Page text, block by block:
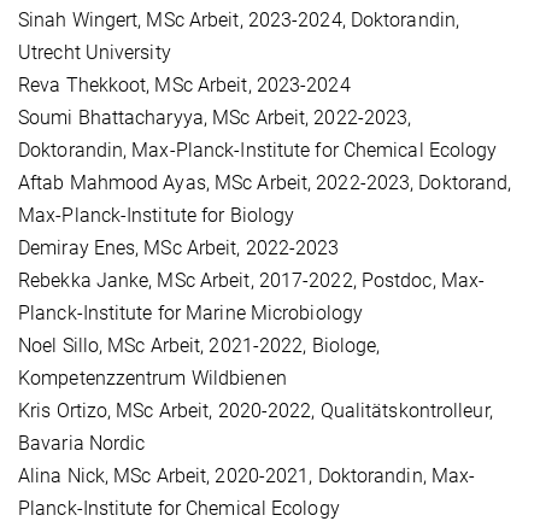
Sinah Wingert, MSc Arbeit, 2023-2024, Doktorandin,
Utrecht University
Reva Thekkoot, MSc Arbeit, 2023-2024
Soumi Bhattacharyya, MSc Arbeit, 2022-2023,
Doktorandin, Max-Planck-Institute for Chemical Ecology
Aftab Mahmood Ayas, MSc Arbeit, 2022-2023, Doktorand,
Max-Planck-Institute for Biology
Demiray Enes, MSc Arbeit, 2022-2023
Rebekka Janke, MSc Arbeit, 2017-2022, Postdoc, Max-
Planck-Institute for Marine Microbiology
Noel Sillo, MSc Arbeit, 2021-2022, Biologe,
Kompetenzzentrum Wildbienen
Kris Ortizo, MSc Arbeit, 2020-2022, Qualitätskontrolleur,
Bavaria Nordic
Alina Nick, MSc Arbeit, 2020-2021, Doktorandin, Max-
Planck-Institute for Chemical Ecology